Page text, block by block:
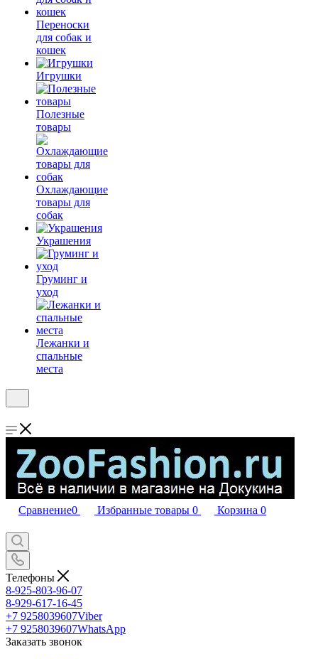
Переноски
для собак и
кошек
Игрушки
Полезные
товары
Охлаждающие
товары для
собак
Украшения
Груминг и
уход
Лежанки и
спальные
места
Сравнение0 Избранные товары 0 Корзина 0
Телефоны
8-925-803-96-07
8-929-617-16-45
+7 9258039607Viber
+7 9258039607WhatsApp
Заказать звонок